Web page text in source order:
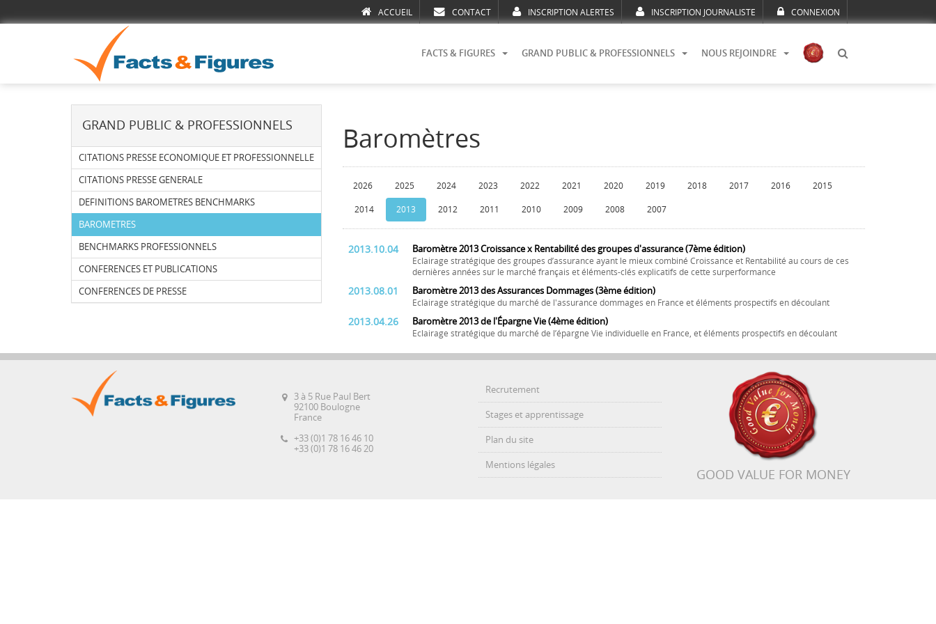
ACCUEIL CONTACT INSCRIPTION ALERTES INSCRIPTION JOURNALISTE CONNEXION
FACTS & FIGURES GRAND PUBLIC & PROFESSIONNELS NOUS REJOINDRE
GRAND PUBLIC & PROFESSIONNELS
CITATIONS PRESSE ECONOMIQUE ET PROFESSIONNELLE
CITATIONS PRESSE GENERALE
DEFINITIONS BAROMETRES BENCHMARKS
BAROMETRES
BENCHMARKS PROFESSIONNELS
CONFERENCES ET PUBLICATIONS
CONFERENCES DE PRESSE
Baromètres
2026 2025 2024 2023 2022 2021 2020 2019 2018 2017 2016 2015
2014 2013 2012 2011 2010 2009 2008 2007
2013.10.04 Baromètre 2013 Croissance x Rentabilité des groupes d'assurance (7ème édition)
Eclairage stratégique des groupes d’assurance ayant le mieux combiné Croissance et Rentabilité au cours de ces
dernières années sur le marché français et éléments-clés explicatifs de cette surperformance
2013.08.01 Baromètre 2013 des Assurances Dommages (3ème édition)
Eclairage stratégique du marché de l'assurance dommages en France et éléments prospectifs en découlant
2013.04.26 Baromètre 2013 de l'Épargne Vie (4ème édition)
Eclairage stratégique du marché de l’épargne Vie individuelle en France, et éléments prospectifs en découlant
3 à 5 Rue Paul Bert
92100 Boulogne
France
+33 (0)1 78 16 46 10
+33 (0)1 78 16 46 20
Recrutement
Stages et apprentissage
Plan du site
Mentions légales
GOOD VALUE FOR MONEY